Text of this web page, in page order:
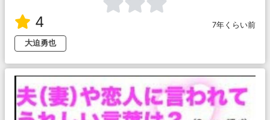
4
7年くらい前
大迫勇也